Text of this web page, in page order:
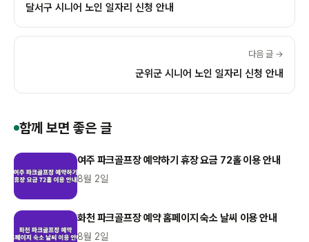
달서구 시니어 노인 일자리 신청 안내
다음 글 →
군위군 시니어 노인 일자리 신청 안내
함께 보면 좋은 글
여주 파크골프장 예약하기 휴장 요금 72홀 이용 안내
8월 2일
화천 파크골프장 예약 홈페이지 숙소 날씨 이용 안내
8월 2일